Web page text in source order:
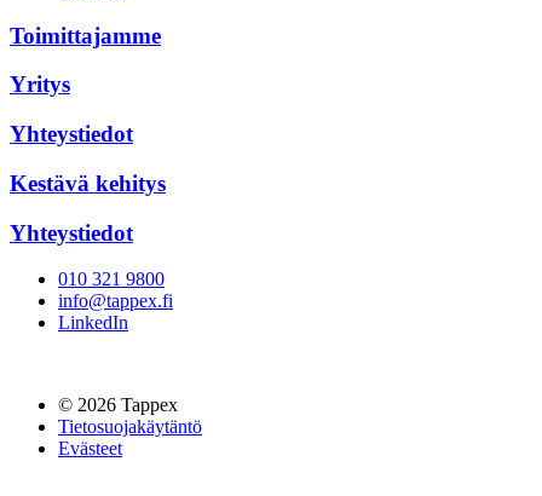
Toimittajamme
Yritys
Yhteystiedot
Kestävä kehitys
Yhteystiedot
010 321 9800
info@tappex.fi
LinkedIn
© 2026 Tappex
Tietosuojakäytäntö
Evästeet